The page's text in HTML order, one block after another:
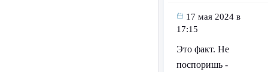
17 мая 2024 в
17:15
Это факт. Не
поспоришь -